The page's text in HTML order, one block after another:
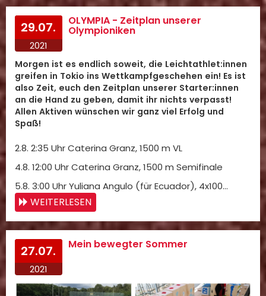
29.07.
2021
OLYMPIA - Zeitplan unserer
Olympioniken
Morgen ist es endlich soweit, die Leichtathlet:innen
greifen in Tokio ins Wettkampfgeschehen ein! Es ist
also Zeit, euch den Zeitplan unserer Starter:innen
an die Hand zu geben, damit ihr nichts verpasst!
Allen Aktiven wünschen wir ganz viel Erfolg und
Spaß!
2.8. 2:35 Uhr Caterina Granz, 1500 m VL
4.8. 12:00 Uhr Caterina Granz, 1500 m Semifinale
5.8. 3:00 Uhr Yuliana Angulo (für Ecuador), 4x100…
WEITERLESEN
27.07.
2021
Mein bewegter Sommer